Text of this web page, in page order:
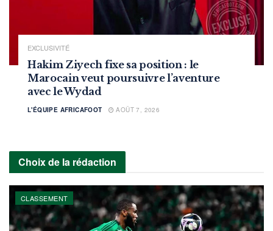
EXCLUSIVITÉ
Hakim Ziyech fixe sa position : le
Marocain veut poursuivre l’aventure
avec le Wydad
L'ÉQUIPE AFRICAFOOT AOÛT 7, 2026
Choix de la rédaction
CLASSEMENT